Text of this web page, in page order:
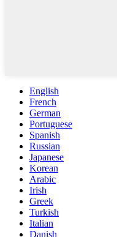
English
French
German
Portuguese
Spanish
Russian
Japanese
Korean
Arabic
Irish
Greek
Turkish
Italian
Danish